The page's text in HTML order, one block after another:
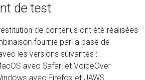
de test
de contenus ont été réalisées
fournie par la base de
les versions suivantes :
avec Safari et VoiceOver
avec Firefox et JAWS